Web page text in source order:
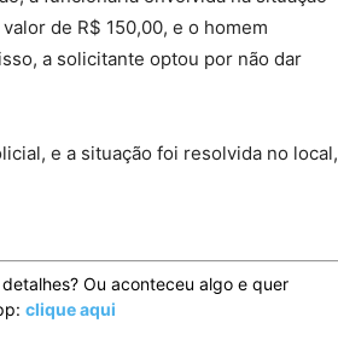
de R$ 150,00, e o homem
a solicitante optou por não dar
e a situação foi resolvida no local,
Ou aconteceu algo e quer
clique aqui